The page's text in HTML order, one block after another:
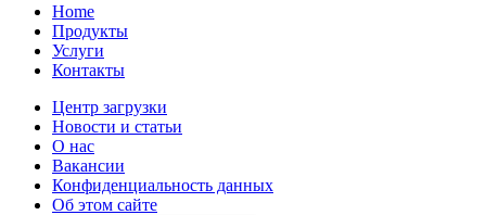
Home
Продукты
Услуги
Контакты
Центр загрузки
Новости и статьи
О нас
Вакансии
Конфиденциальность данных
Об этом сайте